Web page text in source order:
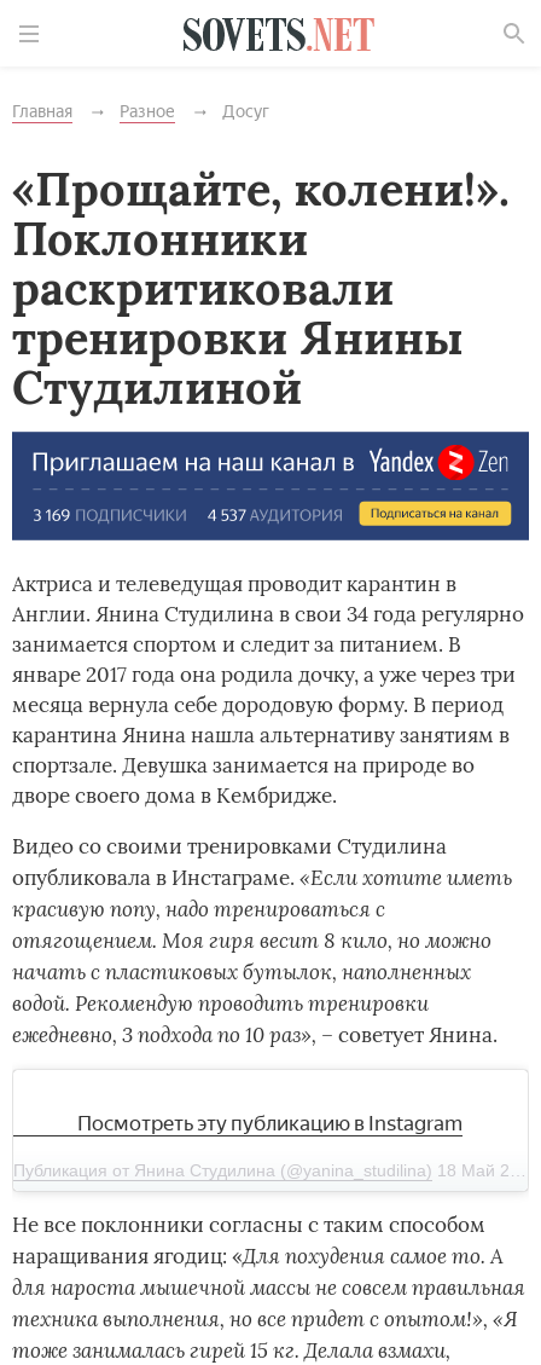
Главная Разное Досуг
«Прощайте, колени!».
Поклонники
раскритиковали
тренировки Янины
Студилиной
Актриса и телеведущая проводит карантин в
Англии. Янина Студилина в свои 34 года регулярно
занимается спортом и следит за питанием. В
январе 2017 года она родила дочку, а уже через три
месяца вернула себе дородовую форму. В период
карантина Янина нашла альтернативу занятиям в
спортзале. Девушка занимается на природе во
дворе своего дома в Кембридже.
Видео со своими тренировками Студилина
опубликовала в Инстаграме. «Если хотите иметь
красивую попу, надо тренироваться с
отягощением. Моя гиря весит 8 кило, но можно
начать с пластиковых бутылок, наполненных
водой. Рекомендую проводить тренировки
ежедневно, 3 подхода по 10 раз», – советует Янина.
Посмотреть эту публикацию в Instagram
Публикация от Янина Студилина (@yanina_studilina) 18 Май 2020 в 7:46 PDT
Не все поклонники согласны с таким способом
наращивания ягодиц: «Для похудения самое то. А
для нароста мышечной массы не совсем правильная
техника выполнения, но все придет с опытом!», «Я
тоже занималась гирей 15кг. Делала взмахи,